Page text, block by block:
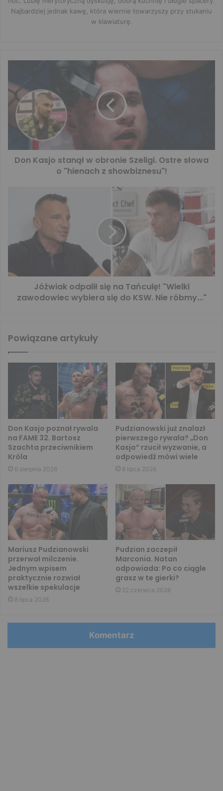
Najbardziej jednak kawę, która wiernie towarzyszy przy stukaniu
w klawiaturę.
Don Kasjo stanął w obronie Szeligi. Ostre słowa
o "hienach z showbiznesu"!
Jóźwiak odpalił się na Tańculę! "Wielki
zawodowiec wybiera się do KSW. Nie róbmy..."
Powiązane artykuły
Don Kasjo poznał rywala
na FAME 32. Bartosz
Szachta przeciwnikiem
Króla
6 sierpnia 2026
Pudzianowski już znalazł
pierwszego rywala? „Don
Kasjo” rzucił wyzwanie, a
odpowiedź mówi wiele
8 lipca 2026
Mariusz Pudzianowski
przerwał milczenie.
Jednym wpisem
praktycznie rozwiał
wszelkie spekulacje
8 lipca 2026
Pudzian zaczepił
Marconia. Natan
odpowiada: Po co ciągle
grasz w te gierki?
22 czerwca 2026
Komentarz